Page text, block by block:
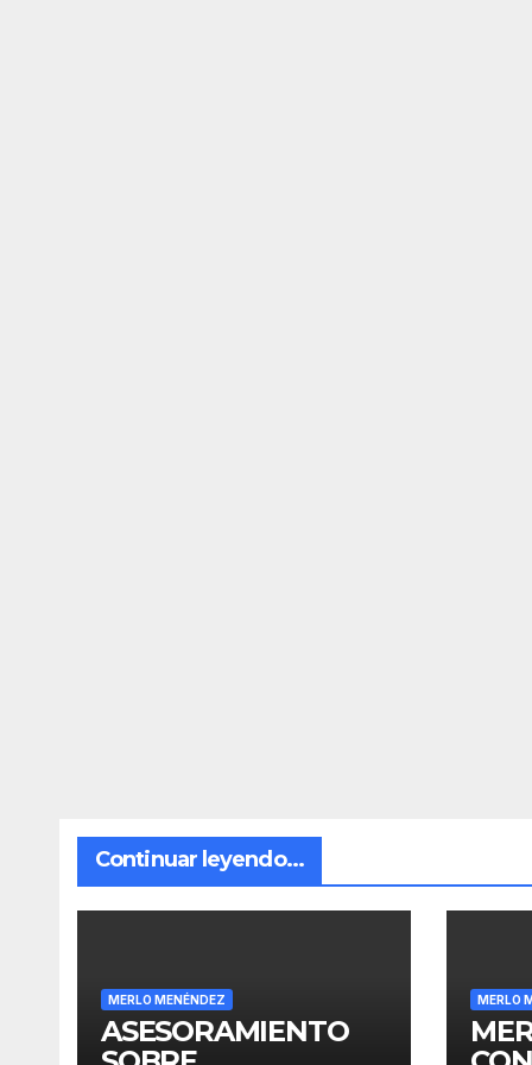
Continuar leyendo...
MERLO MENÉNDEZ
ASESORAMIENTO
MERLO